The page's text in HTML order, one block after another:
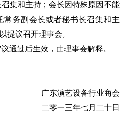
集和主持；会长因特殊原因不能
常务副会长或者秘书长召集和主
提议召开理事会。
通过后生效，由理事会解释。
广东演艺设备行业商会
二零一三年七月二十日